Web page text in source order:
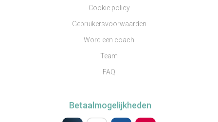
Cookie policy
Gebruikersvoorwaarden
Word een coach
Team
FAQ
Betaalmogelijkheden